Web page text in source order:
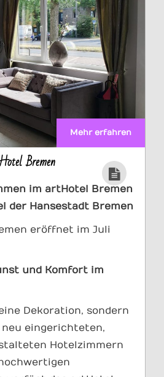
Mehr erfahren
Bremen
im artHotel Bremen
der Hansestadt Bremen
eröffnet im Juli
und Komfort im
Dekoration, sondern
neu eingerichteten,
Hotelzimmern